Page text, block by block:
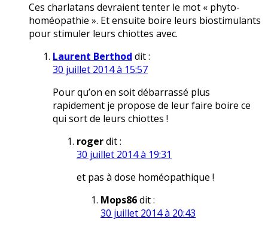
Ces charlatans devraient tenter le mot « phyto-
homéopathie ». Et ensuite boire leurs biostimulants
pour stimuler leurs chiottes avec.
Laurent Berthod dit :
30 juillet 2014 à 15:57
Pour qu’on en soit débarrassé plus
rapidement je propose de leur faire boire ce
qui sort de leurs chiottes !
rogerdit :
30 juillet 2014 à 19:31
et pas à dose homéopathique !
Mops86dit :
30 juillet 2014 à 20:43